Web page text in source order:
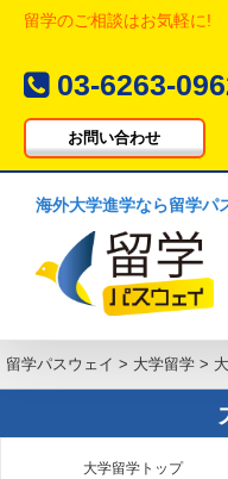
留学のご相談はお気軽に!
03-6263-
お問い合わせ
海外大学進学なら留学パ
留学パスウェイ > 大学留学 >
大学留学トップ